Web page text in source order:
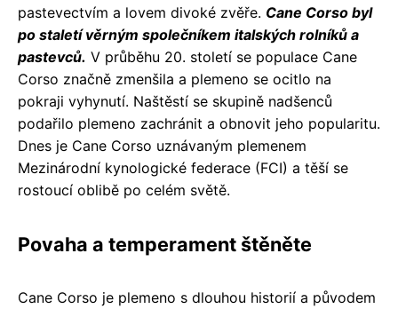
pastevectvím a lovem divoké zvěře. Cane Corso byl
po staletí věrným společníkem italských rolníků a
pastevců. V průběhu 20. století se populace Cane
Corso značně zmenšila a plemeno se ocitlo na
pokraji vyhynutí. Naštěstí se skupině nadšenců
podařilo plemeno zachránit a obnovit jeho popularitu.
Dnes je Cane Corso uznávaným plemenem
Mezinárodní kynologické federace (FCI) a těší se
rostoucí oblibě po celém světě.
Povaha a temperament štěněte
Cane Corso je plemeno s dlouhou historií a původem